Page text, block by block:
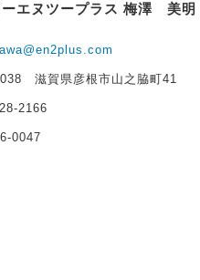
エヌツープラス 梅澤 美明
滋賀県彦根市山之脇町41
2166
0047